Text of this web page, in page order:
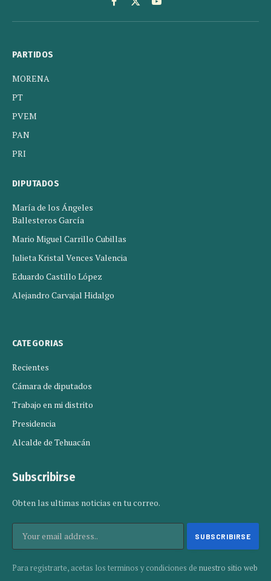
Facebook
X
(Twitter)
YouTube
PARTIDOS
MORENA
PT
PVEM
PAN
PRI
DIPUTADOS
María de los Ángeles
Ballesteros García
Mario Miguel Carrillo Cubillas
Julieta Kristal Vences Valencia
Eduardo Castillo López
Alejandro Carvajal Hidalgo
CATEGORIAS
Recientes
Cámara de diputados
Trabajo en mi distrito
Presidencia
Alcalde de Tehuacán
Subscribirse
Obten las ultimas noticias en tu correo.
Para registrarte, acetas los terminos y condiciones de nuestro sitio web